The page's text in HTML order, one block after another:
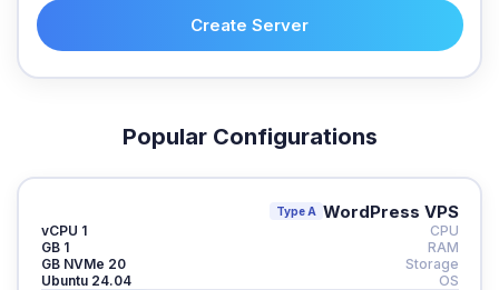
Create Server
Popular Configurations
WordPress VPS
Type A
CPU
1 vCPU
RAM
1 GB
Storage
20 GB NVMe
OS
Ubuntu 24.04